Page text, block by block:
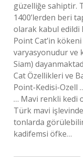
güzelliğe sahiptir.
1400’lerden beri
olarak kabul edildi
Point Cat’in
varyasyonudur ve
Siam)
Cat Özellikleri ve
Point-Kedisi-Ozell
… Mavi renkli kedi
Türk mavi
tonlarda
kadifemsi öfke…